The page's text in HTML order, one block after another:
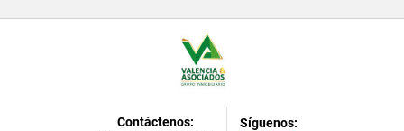
Contáctenos:
Síguenos: